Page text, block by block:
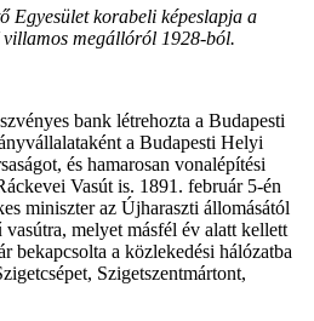
Egyesület korabeli képeslapja a
megállóról 1928-ból.
bank létrehozta a Budapesti
a Budapesti Helyi
és hamarosan vonalépítési
Vasút is. 1891. február 5-én
miniszter az Újharaszti állomásától
melyet másfél év alatt kellett
bekapcsolta a közlekedési hálózatba
Szigetszentmártont,